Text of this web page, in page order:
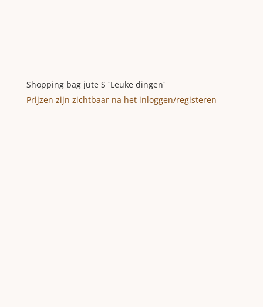
Shopping bag jute S ´Leuke dingen´
Prijzen zijn zichtbaar na het inloggen/registeren